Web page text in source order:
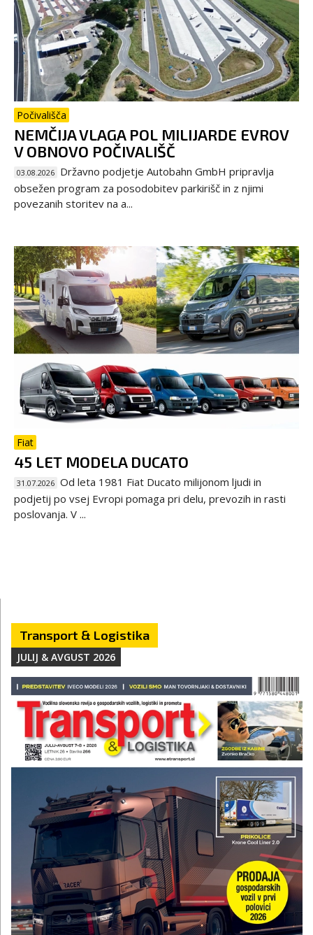
Počivališča
NEMČIJA VLAGA POL MILIJARDE EVROV
V OBNOVO POČIVALIŠČ
03.08.2026 Državno podjetje Autobahn GmbH pripravlja
obsežen program za posodobitev parkirišč in z njimi
povezanih storitev na a...
Fiat
45 LET MODELA DUCATO
31.07.2026 Od leta 1981 Fiat Ducato milijonom ljudi in
podjetij po vsej Evropi pomaga pri delu, prevozih in rasti
poslovanja. V ...
Transport & Logistika
JULIJ & AVGUST 2026